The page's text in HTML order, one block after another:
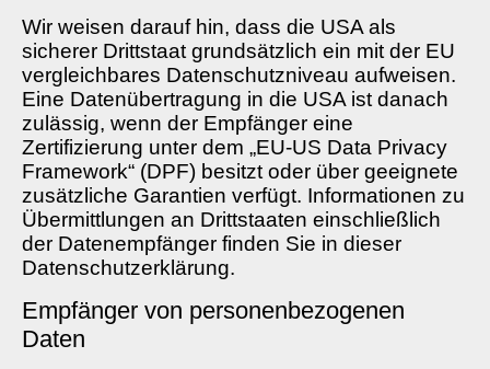
Wir weisen darauf hin, dass die USA als
sicherer Drittstaat grundsätzlich ein mit der EU
vergleichbares Datenschutzniveau aufweisen.
Eine Datenübertragung in die USA ist danach
zulässig, wenn der Empfänger eine
Zertifizierung unter dem „EU-US Data Privacy
Framework“ (DPF) besitzt oder über geeignete
zusätzliche Garantien verfügt. Informationen zu
Übermittlungen an Drittstaaten einschließlich
der Datenempfänger finden Sie in dieser
Datenschutzerklärung.
Empfänger von personenbezogenen
Daten